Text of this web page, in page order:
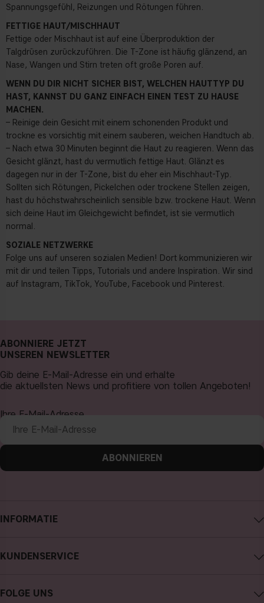
Spannungsgefühl, Reizungen und Rötungen führen.
FETTIGE HAUT/MISCHHAUT
Fettige oder Mischhaut ist auf eine Überproduktion der
Talgdrüsen zurückzuführen. Die T-Zone ist häufig glänzend, an
Nase, Wangen und Stirn treten oft große Poren auf.
WENN DU DIR NICHT SICHER BIST, WELCHEN HAUTTYP DU
HAST, KANNST DU GANZ EINFACH EINEN TEST ZU HAUSE
MACHEN.
– Reinige dein Gesicht mit einem schonenden Produkt und
trockne es vorsichtig mit einem sauberen, weichen Handtuch ab.
– Nach etwa 30 Minuten beginnt die Haut zu reagieren. Wenn das
Gesicht glänzt, hast du vermutlich fettige Haut. Glänzt es
dagegen nur in der T-Zone, bist du eher ein Mischhaut-Typ.
Sollten sich Rötungen, Pickelchen oder trockene Stellen zeigen,
hast du höchstwahrscheinlich sensible bzw. trockene Haut. Wenn
sich deine Haut im Gleichgewicht befindet, ist sie vermutlich
normal.
SOZIALE NETZWERKE
Folge uns auf unseren sozialen Medien! Dort kommunizieren wir
mit dir und teilen Tipps, Tutorials und andere Inspiration. Wir sind
auf Instagram, TikTok, YouTube, Facebook und Pinterest.
INFORMATIE
Über CAIA Cosmetics
KUNDENSERVICE
Kauf widerrufen
FOLGE UNS
ABONNIERE JETZT
UNSEREN NEWSLETTER
Gib deine E-Mail-Adresse ein und erhalte
die aktuellsten News und profitiere von tollen Angeboten!
Ihre E-Mail-Adresse
ABONNIEREN